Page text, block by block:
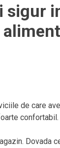
sigur
de care
confortabil.
Dovada